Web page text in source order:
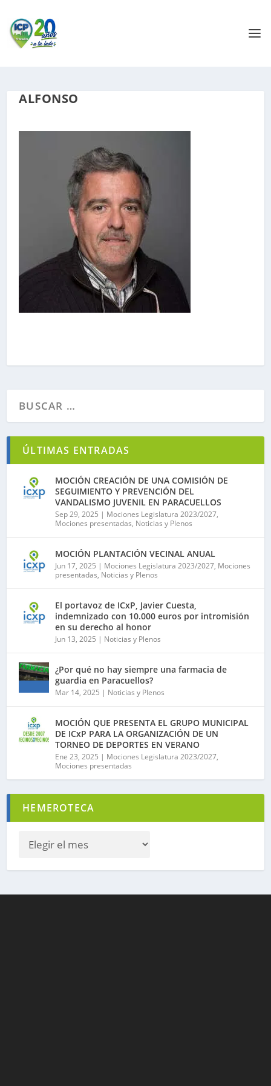
ALFONSO
ÚLTIMAS ENTRADAS
MOCIÓN CREACIÓN DE UNA COMISIÓN DE
SEGUIMIENTO Y PREVENCIÓN DEL
VANDALISMO JUVENIL EN PARACUELLOS
Sep 29, 2025 | Mociones Legislatura 2023/2027,
Mociones presentadas, Noticias y Plenos
MOCIÓN PLANTACIÓN VECINAL ANUAL
Jun 17, 2025 | Mociones Legislatura 2023/2027, Mociones
presentadas, Noticias y Plenos
El portavoz de ICxP, Javier Cuesta,
indemnizado con 10.000 euros por intromisión
en su derecho al honor
Jun 13, 2025 | Noticias y Plenos
¿Por qué no hay siempre una farmacia de
guardia en Paracuellos?
Mar 14, 2025 | Noticias y Plenos
MOCIÓN QUE PRESENTA EL GRUPO MUNICIPAL
DE ICxP PARA LA ORGANIZACIÓN DE UN
TORNEO DE DEPORTES EN VERANO
Ene 23, 2025 | Mociones Legislatura 2023/2027,
Mociones presentadas
HEMEROTECA